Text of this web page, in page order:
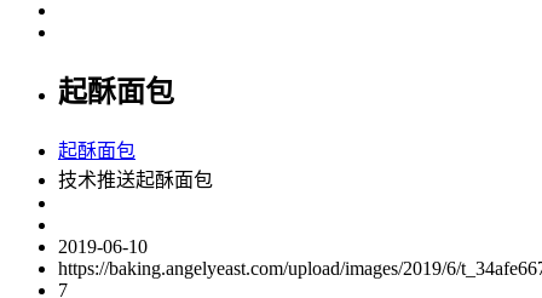
起酥面包
起酥面包
技术推送起酥面包
2019-06-10
https://baking.angelyeast.com/upload/images/2019/6/
7